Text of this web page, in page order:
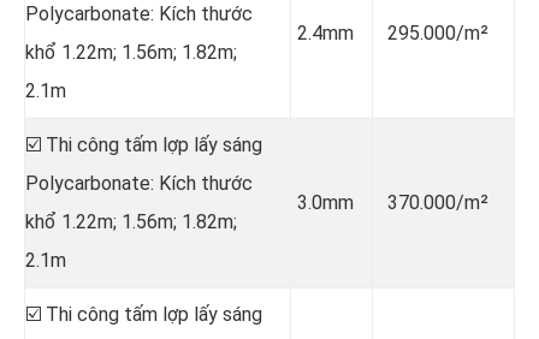
Polycarbonate: Kích thước
khổ 1.22m; 1.56m; 1.82m;
2.1m
2.4mm 295.000/m²
☑️ Thi công tấm lợp lấy sáng
Polycarbonate: Kích thước
khổ 1.22m; 1.56m; 1.82m;
2.1m
3.0mm 370.000/m²
☑️ Thi công tấm lợp lấy sáng